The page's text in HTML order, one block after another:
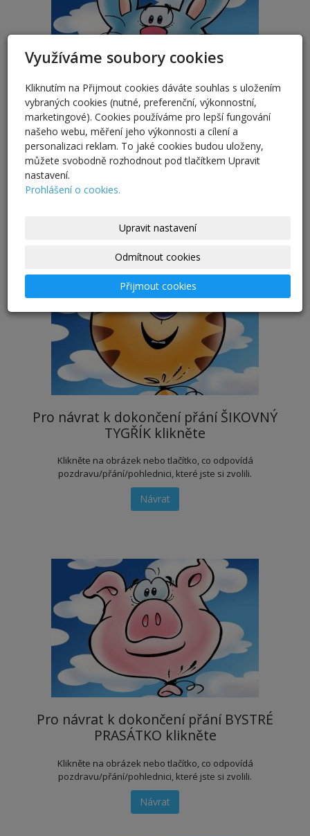
Pro návrat k dokončení přání MAZANÝ
ZAJÍC klikněte
Klikněte na obrázek nebo tlačítko, co odpovídá
pozdravu/přání/pohlednici, které jste si zvolili.
Pro návrat k dokončení přání ŠIKOVNÝ
TYGŘÍK klikněte
Klikněte na obrázek nebo tlačítko, co odpovídá
pozdravu/přání/pohlednici, které jste si zvolili.
Návrat
Pro návrat k dokončení přání BYSTRÉ
PRASÁTKO klikněte
Klikněte na obrázek nebo tlačítko, co odpovídá
pozdravu/přání/pohlednici, které jste si zvolili.
Návrat
Využíváme soubory cookies
Kliknutím na Přijmout cookies dáváte souhlas s uložením
vybraných cookies (nutné, preferenční, výkonnostní,
marketingové). Cookies používáme pro lepší fungování
našeho webu, měření jeho výkonnosti a cílení a
personalizaci reklam. To jaké cookies budou uloženy,
můžete svobodně rozhodnout pod tlačítkem Upravit
nastavení.
Prohlášení o cookies.
Upravit nastavení
Odmítnout cookies
Přijmout cookies